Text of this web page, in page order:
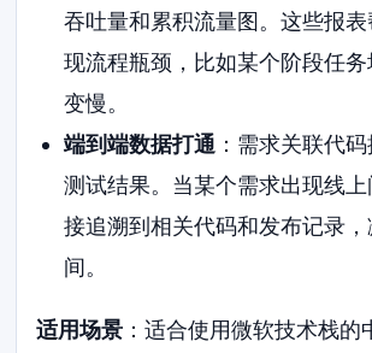
吞吐量和累积流量图。这些报
现流程瓶颈，比如某个阶段任
变慢。
端到端数据打通：需求关联代
测试结果。当某个需求出现线
接追溯到相关代码和发布记录
间。
适用场景 ：适合使用微软技术栈的